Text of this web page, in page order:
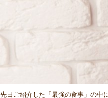
先日ご紹介した「最強の食事」の中